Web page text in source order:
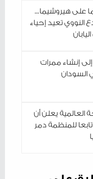
عاما على هيروشيما...
النووي تعيد إحياء
إلى إنشاء ممرات
السودان
العالمية يعلن أن
للمنظمة دمر